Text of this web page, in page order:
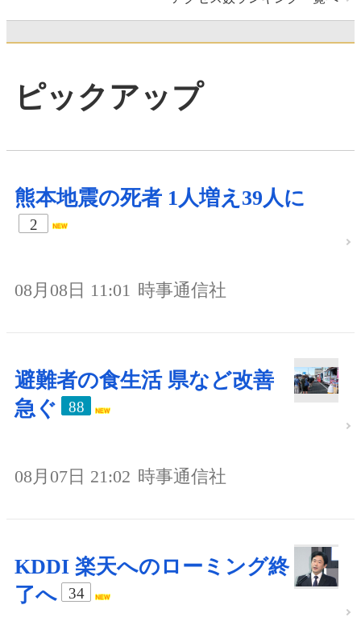
ピックアップ
熊本地震の死者 1人増え39人に
2
08月08日 11:01 時事通信社
避難者の食生活 県など改善
急ぐ
88
08月07日 21:02 時事通信社
KDDI 楽天へのローミング終
了へ
34